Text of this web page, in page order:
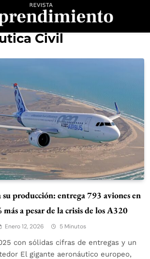
Revista
Civil
producción: entrega 793 aviones en
a pesar de la crisis de los A320
Enero 12, 2026 5 Minutos
con sólidas cifras de entregas y un
El gigante aeronáutico europeo,